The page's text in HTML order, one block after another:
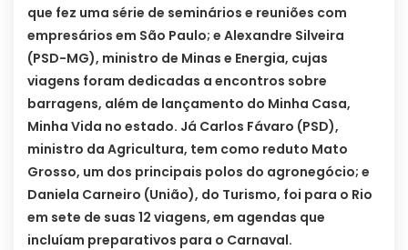
que fez uma série de seminários e reuniões com
empresários em São Paulo; e Alexandre Silveira
(PSD-MG), ministro de Minas e Energia, cujas
viagens foram dedicadas a encontros sobre
barragens, além de lançamento do Minha Casa,
Minha Vida no estado. Já Carlos Fávaro (PSD),
ministro da Agricultura, tem como reduto Mato
Grosso, um dos principais polos do agronegócio; e
Daniela Carneiro (União), do Turismo, foi para o Rio
em sete de suas 12 viagens, em agendas que
incluíam preparativos para o Carnaval.